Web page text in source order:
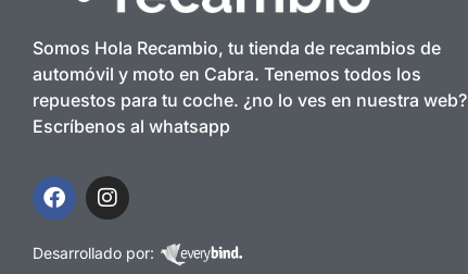
Somos Hola Recambio, tu tienda de recambios de
automóvil y moto en Cabra. Tenemos todos los
repuestos para tu coche. ¿no lo ves en nuestra web?
Escríbenos al whatsapp
Desarrollado por: